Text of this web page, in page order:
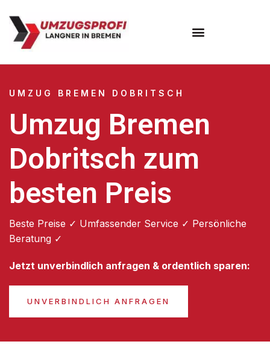
UMZUG BREMEN DOBRITSCH
Umzug Bremen
Dobritsch zum
besten Preis
Beste Preise ✓ Umfassender Service ✓ Persönliche
Beratung ✓
Jetzt unverbindlich anfragen & ordentlich sparen:
UNVERBINDLICH ANFRAGEN